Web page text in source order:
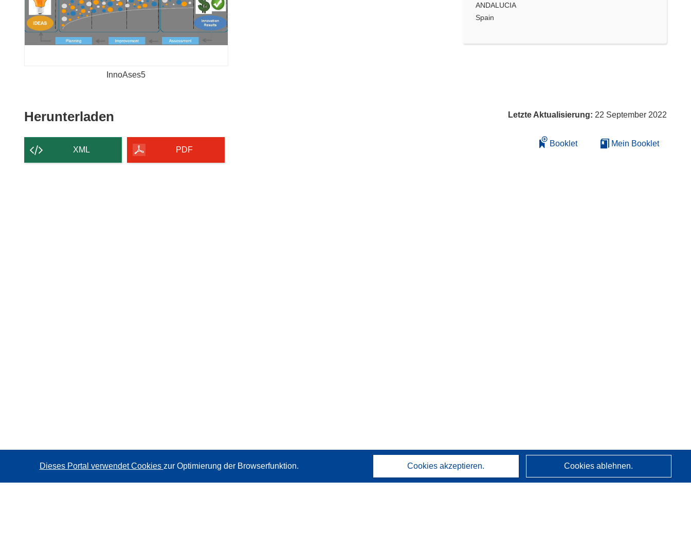
ANDALUCIA
Spain
InnoAses5
Herunterladen
Seite
XML PDF
Letzte Aktualisierung: 22 September 2022
Booklet Mein Booklet
Dieses Portal verwendet Cookies zur Optimierung der Browserfunktion. Cookies akzeptieren. Cookies ablehnen.